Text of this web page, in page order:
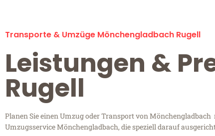
Transporte & Umzüge Mönchengladbach Rugell
Leistungen &
Rugell
Planen Sie einen Umzug oder Transport von
Umzugsservice Mönchengladbach, die speziell darauf